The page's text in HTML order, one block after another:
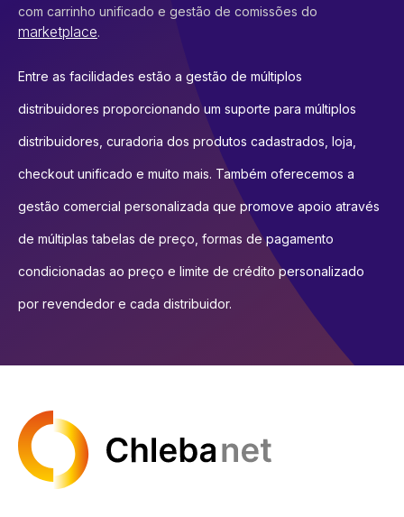
com carrinho unificado e gestão de comissões do
marketplace.
Entre as facilidades estão a gestão de múltiplos
distribuidores proporcionando um suporte para múltiplos
distribuidores, curadoria dos produtos cadastrados, loja,
checkout unificado e muito mais. Também oferecemos a
gestão comercial personalizada que promove apoio através
de múltiplas tabelas de preço, formas de pagamento
condicionadas ao preço e limite de crédito personalizado
por revendedor e cada distribuidor.